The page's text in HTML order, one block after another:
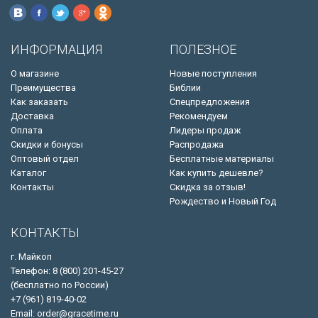
ИНФОРМАЦИЯ
О магазине
Преимущества
Как заказать
Доставка
Оплата
Скидки и бонусы
Оптовый отдел
Каталог
Контакты
ПОЛЕЗНОЕ
Новые поступления
Библии
Спецпредложения
Рекомендуем
Лидеры продаж
Распродажа
Бесплатные материалы
Как купить дешевле?
Скидка за отзыв!
Рождество и Новый Год
КОНТАКТЫ
г. Майкоп
Телефон: 8 (800) 201-45-27
(бесплатно по России)
+7 (961) 819-40-02
Email: order@gracetime.ru